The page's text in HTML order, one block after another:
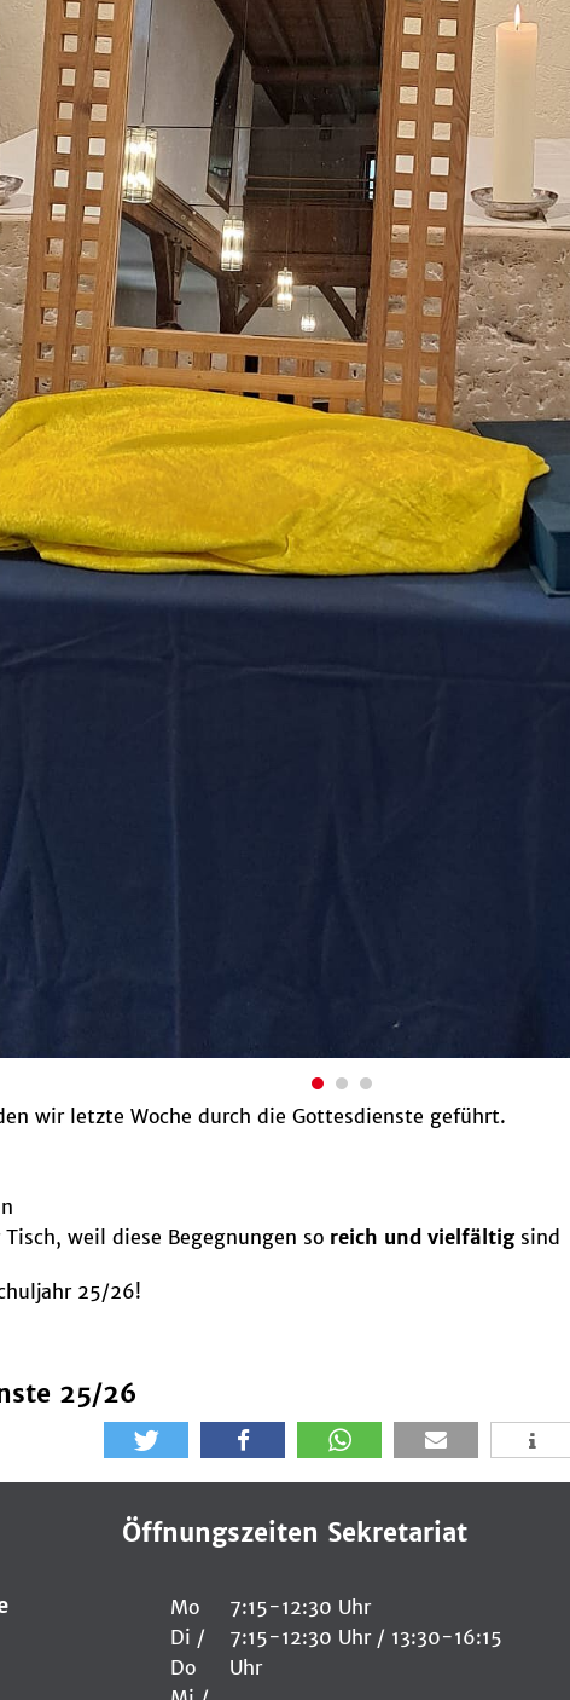
wir letzte Woche durch die Gottesdienste geführt.
weil diese Begegnungen so reich und vielfältig sind
25/26!
25/26
Öffnungszeiten Sekretariat
Mo
7:15-12:30 Uhr
Di /
Do
7:15-12:30 Uhr / 13:30-16:15
Uhr